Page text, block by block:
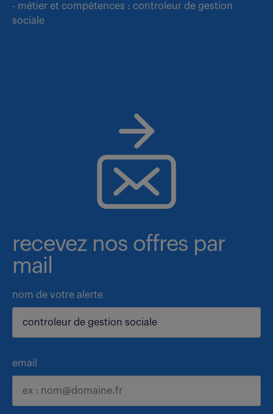
- métier et compétences : controleur de gestion
sociale
recevez nos offres par
mail
nom de votre alerte
email